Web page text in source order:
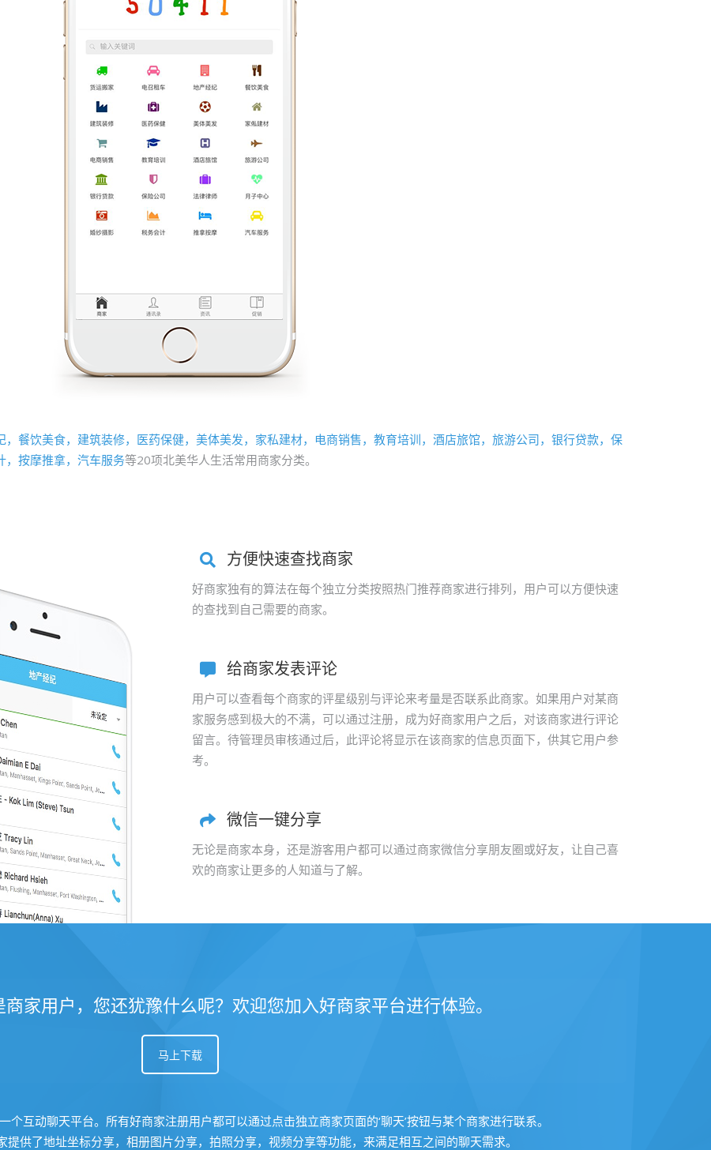
餐饮美食，建筑装修，医药保健，美体美发，家私建材，电商销售，教育培训，酒店旅馆，旅游公司，银行贷款，保
，按摩推拿，汽车服务等20项北美华人生活常用商家分类。
方便快速查找商家
好商家独有的算法在每个独立分类按照热门推荐商家进行排列，用户可以方便快速
的查找到自己需要的商家。
给商家发表评论
用户可以查看每个商家的评星级别与评论来考量是否联系此商家。如果用户对某商
家服务感到极大的不满，可以通过注册，成为好商家用户之后，对该商家进行评论
留言。待管理员审核通过后，此评论将显示在该商家的信息页面下，供其它用户参
考。
微信一键分享
无论是商家本身，还是游客用户都可以通过商家微信分享朋友圈或好友，让自己喜
欢的商家让更多的人知道与了解。
家用户，您还犹豫什么呢？欢迎您加入好商家平台进行体验。
马上下载
个互动聊天平台。所有好商家注册用户都可以通过点击独立商家页面的‘聊天’按钮与某个商家进行联系。
供了地址坐标分享，相册图片分享，拍照分享，视频分享等功能，来满足相互之间的聊天需求。